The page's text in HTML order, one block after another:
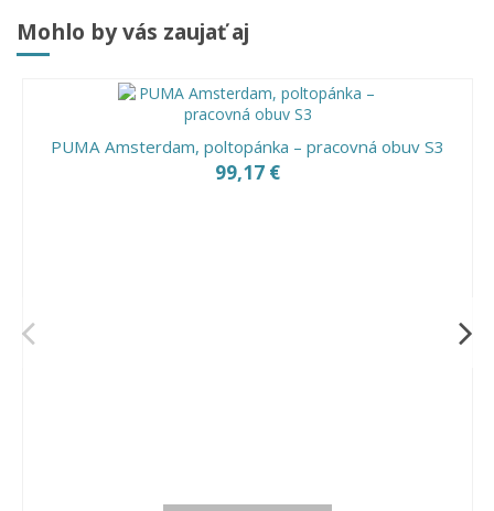
Mohlo by vás zaujať aj
PUMA Amsterdam, poltopánka – pracovná obuv S3
99,17 €